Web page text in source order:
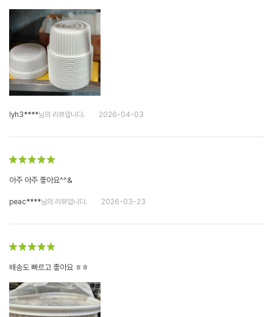
lyh3****님의 리뷰입니다. 2026-04-03
아주 아주 좋아요^^&
peac****님의 리뷰입니다. 2026-03-23
배송도 빠르고 좋아요 ㅎㅎ